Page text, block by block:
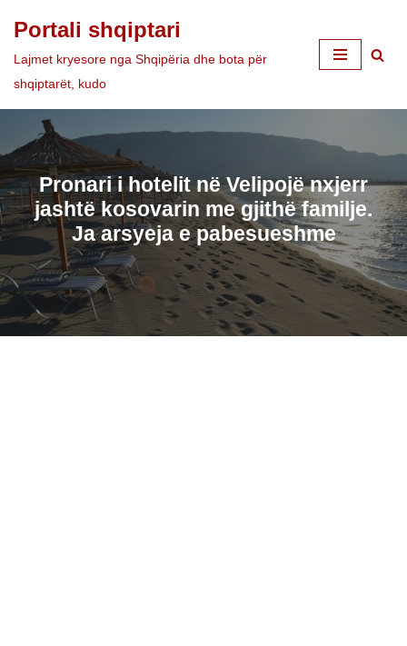
Skip
to
Portali shqiptari
Lajmet kryesore nga Shqipëria dhe bota për
shqiptarët, kudo
Pronari i hotelit në Velipojë nxjerr
jashtë kosovarin me gjithë familje.
Ja arsyeja e pabesueshme